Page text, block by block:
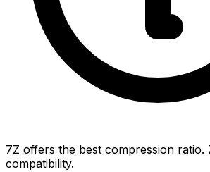
7Z offers the best compression ratio.
compatibility.